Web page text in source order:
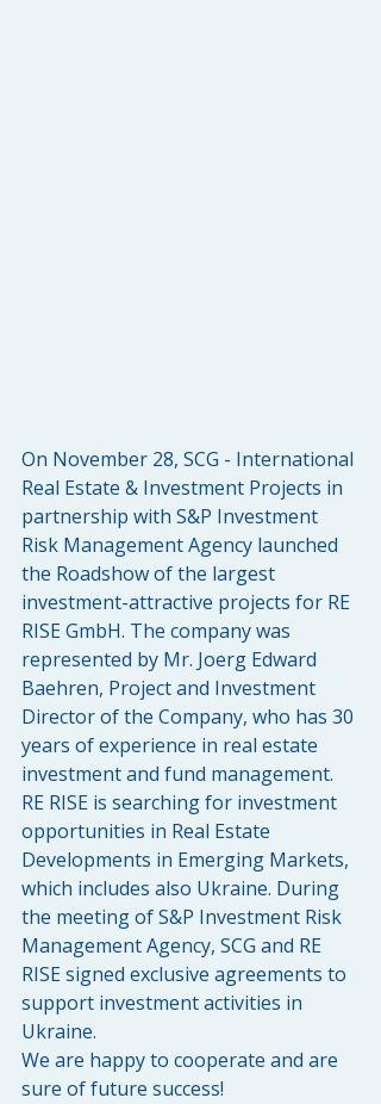
On November 28, SCG - International
Real Estate & Investment Projects in
partnership with S&P Investment
Risk Management Agency launched
the Roadshow of the largest
investment-attractive projects for RE
RISE GmbH. The company was
represented by Mr. Joerg Edward
Baehren, Project and Investment
Director of the Company, who has 30
years of experience in real estate
investment and fund management.
RE RISE is searching for investment
opportunities in Real Estate
Developments in Emerging Markets,
which includes also Ukraine. During
the meeting of S&P Investment Risk
Management Agency, SCG and RE
RISE signed exclusive agreements to
support investment activities in
Ukraine.
We are happy to cooperate and are
sure of future success!